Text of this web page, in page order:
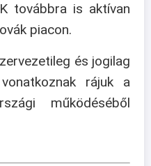
továbbra is aktívan
piacon.
és jogilag
rájuk a
működéséből